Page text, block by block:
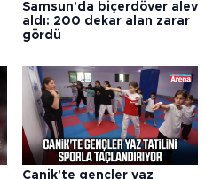
Samsun'da biçerdöver alev
aldı: 200 dekar alan zarar
gördü
Canik'te gençler yaz